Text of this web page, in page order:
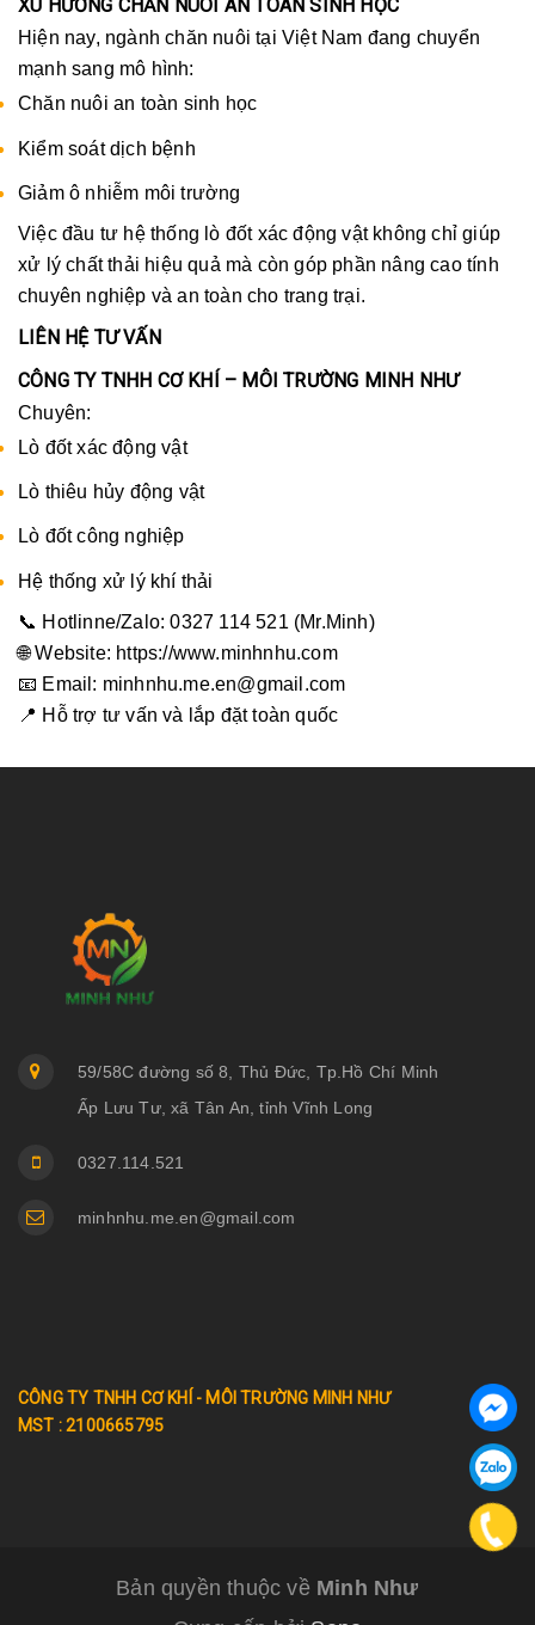
XU HƯỚNG CHĂN NUÔI AN TOÀN SINH HỌC
Hiện nay, ngành chăn nuôi tại Việt Nam đang chuyển
mạnh sang mô hình:
Chăn nuôi an toàn sinh học
Kiểm soát dịch bệnh
Giảm ô nhiễm môi trường
Việc đầu tư hệ thống lò đốt xác động vật không chỉ giúp
xử lý chất thải hiệu quả mà còn góp phần nâng cao tính
chuyên nghiệp và an toàn cho trang trại.
LIÊN HỆ TƯ VẤN
CÔNG TY TNHH CƠ KHÍ – MÔI TRƯỜNG MINH NHƯ
Chuyên:
Lò đốt xác động vật
Lò thiêu hủy động vật
Lò đốt công nghiệp
Hệ thống xử lý khí thải
📞 Hotlinne/Zalo: 0327 114 521 (Mr.Minh)
🌐 Website: https://www.minhnhu.com
📧 Email: minhnhu.me.en@gmail.com
📍 Hỗ trợ tư vấn và lắp đặt toàn quốc
59/58C đường số 8, Thủ Đức, Tp.Hồ Chí Minh
Ấp Lưu Tư, xã Tân An, tỉnh Vĩnh Long
0327.114.521
minhnhu.me.en@gmail.com
CÔNG TY TNHH CƠ KHÍ - MÔI TRƯỜNG MINH NHƯ
MST : 2100665795
Bản quyền thuộc về Minh Như